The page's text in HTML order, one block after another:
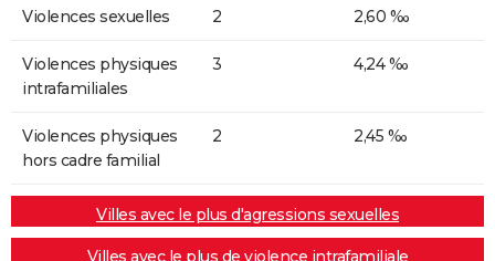
Violences sexuelles 2 2,60 ‰
Violences physiques
intrafamiliales
3 4,24 ‰
Violences physiques
hors cadre familial
2 2,45 ‰
Villes avec le plus d'agressions sexuelles
Villes avec le plus de violence intrafamiliale